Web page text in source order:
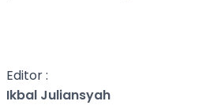
Editor :
Ikbal Juliansyah